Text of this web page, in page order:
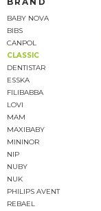
BABY NOVA
BIBS
CANPOL
CLASSIC
DENTISTAR
ESSKA
FILIBABBA
LOVI
MAM
MAXIBABY
MININOR
NIP
NUBY
NUK
PHILIPS AVENT
REBAEL